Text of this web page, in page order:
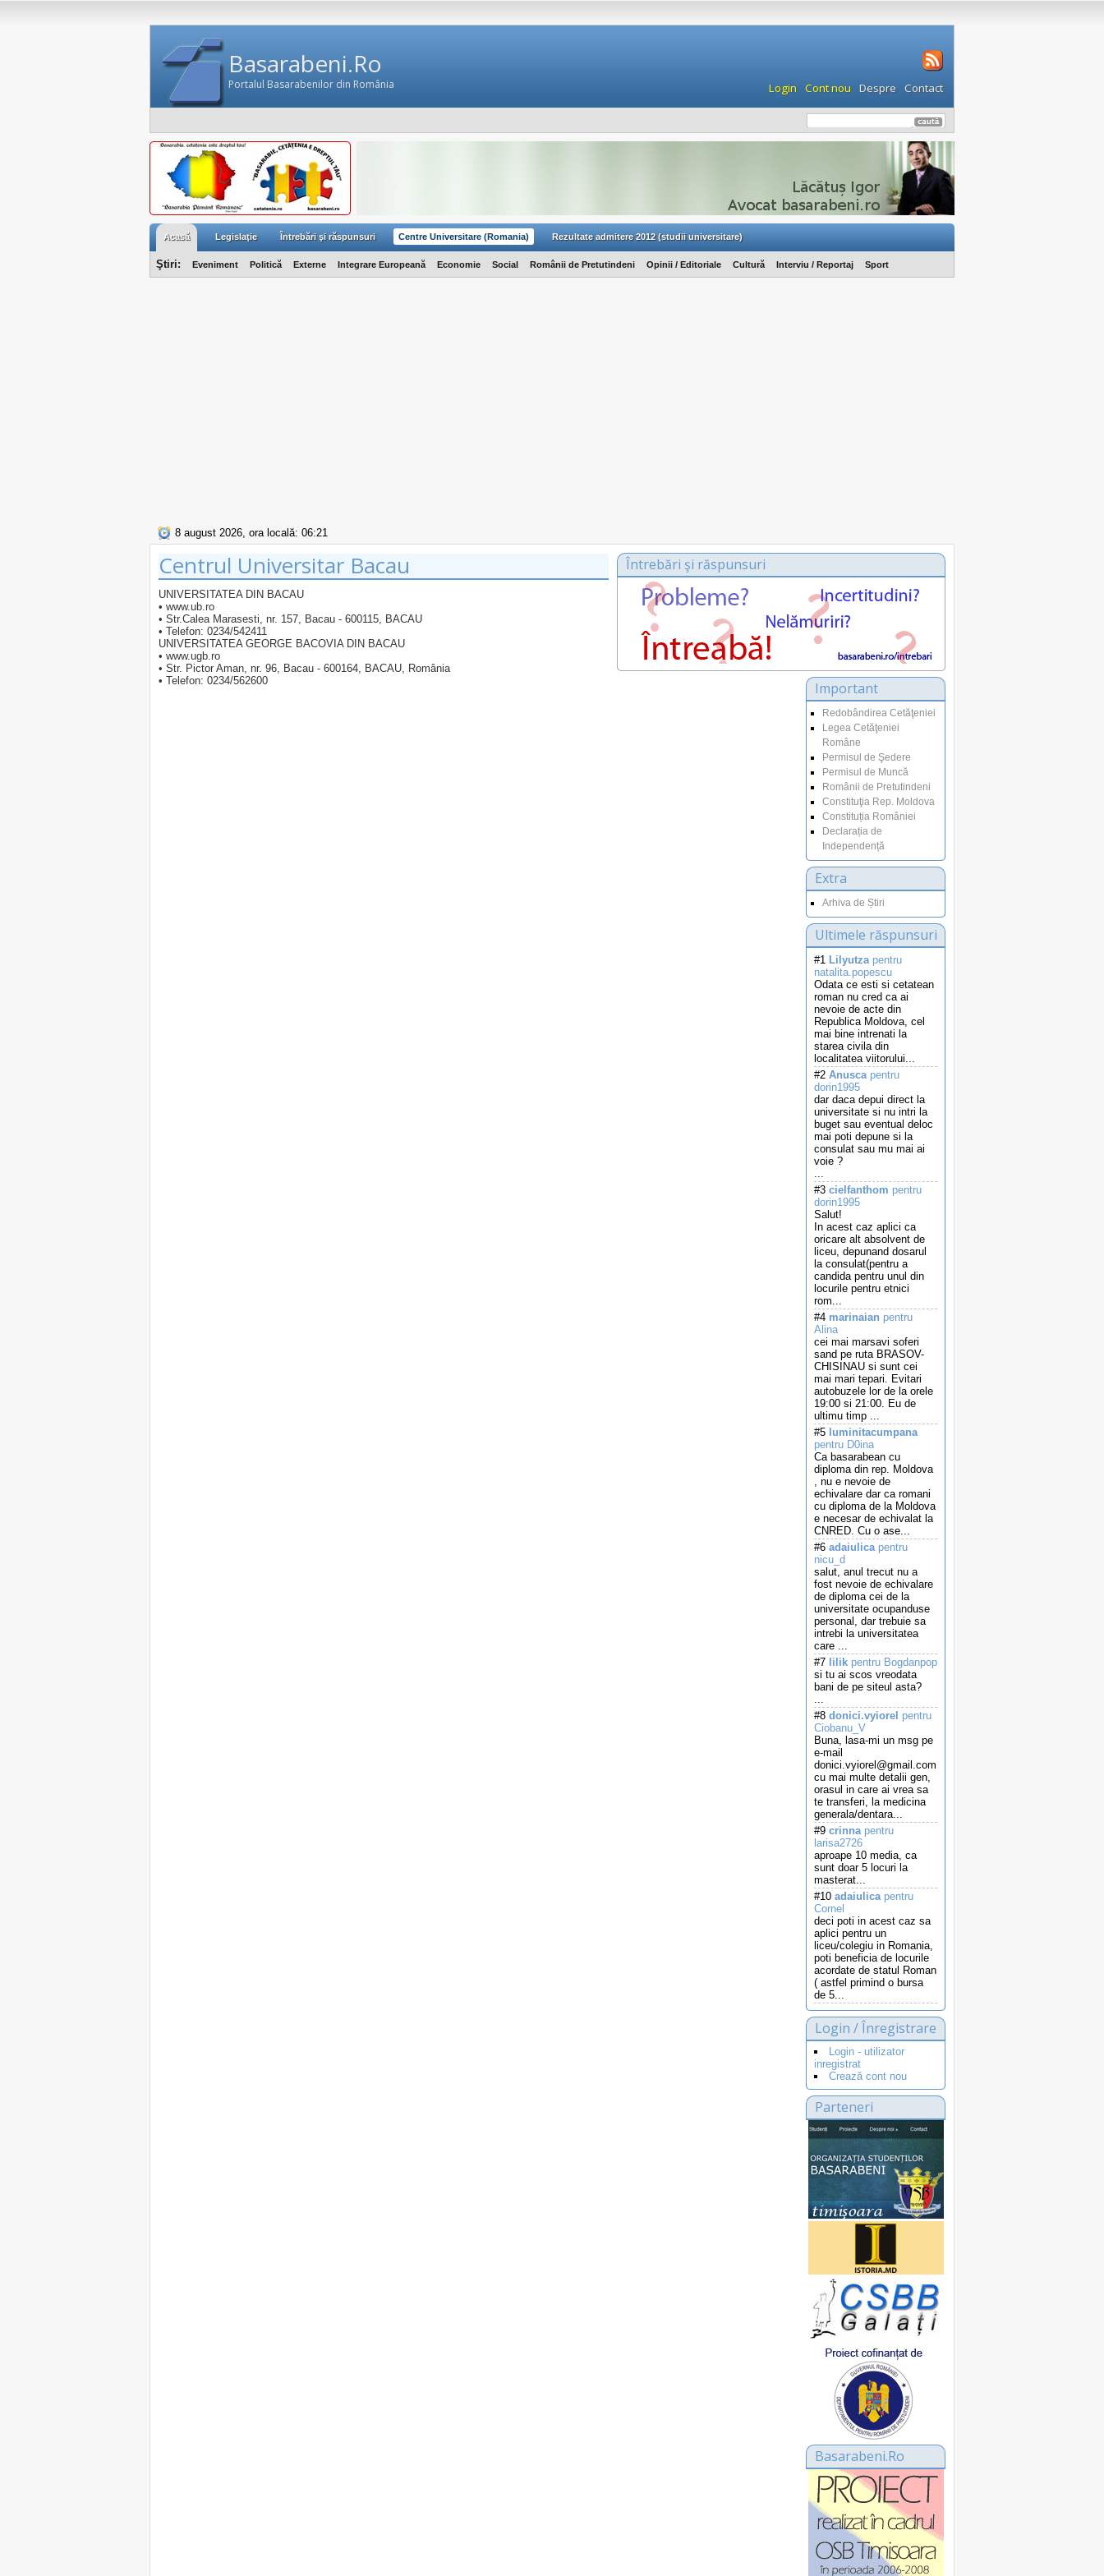
Basarabeni.Ro
Portalul Basarabenilor din România Login Cont nou Despre Contact
Acasă Legislaţie Întrebări şi răspunsuri Centre Universitare (Romania) Rezultate admitere 2012 (studii universitare)
Ştiri: Eveniment Politică Externe Integrare Europeană Economie Social Românii de Pretutindeni Opinii / Editoriale Cultură Interviu / Reportaj Sport
8 august 2026, ora locală: 06:21
Centrul Universitar Bacau
UNIVERSITATEA DIN BACAU
• www.ub.ro
• Str.Calea Marasesti, nr. 157, Bacau - 600115, BACAU
• Telefon: 0234/542411
UNIVERSITATEA GEORGE BACOVIA DIN BACAU
• www.ugb.ro
• Str. Pictor Aman, nr. 96, Bacau - 600164, BACAU, România
• Telefon: 0234/562600
Întrebări şi răspunsuri
Important
Redobândirea Cetăţeniei
Legea Cetăţeniei
Române
Permisul de Şedere
Permisul de Muncă
Românii de Pretutindeni
Constituţia Rep. Moldova
Constituția României
Declarația de
Independență
Extra
Arhiva de Știri
Ultimele răspunsuri
#1 Lilyutzapentru
natalita.popescu
Odata ce esti si cetatean
roman nu cred ca ai
nevoie de acte din
Republica Moldova, cel
mai bine intrenati la
starea civila din
localitatea viitorului...
#2 Anuscapentru
dorin1995
dar daca depui direct la
universitate si nu intri la
buget sau eventual deloc
mai poti depune si la
consulat sau mu mai ai
voie ?
...
#3 cielfanthom pentru
dorin1995
Salut!
In acest caz aplici ca
oricare alt absolvent de
liceu, depunand dosarul
la consulat(pentru a
candida pentru unul din
locurile pentru etnici
rom...
#4 marinaian pentru
Alina
cei mai marsavi soferi
sand pe ruta BRASOV-
CHISINAU si sunt cei
mai mari tepari. Evitari
autobuzele lor de la orele
19:00 si 21:00. Eu de
ultimu timp ...
#5 luminitacumpana
pentru D0ina
Ca basarabean cu
diploma din rep. Moldova
, nu e nevoie de
echivalare dar ca romani
cu diploma de la Moldova
e necesar de echivalat la
CNRED. Cu o ase...
#6 adaiulicapentru
nicu_d
salut, anul trecut nu a
fost nevoie de echivalare
de diploma cei de la
universitate ocupanduse
personal, dar trebuie sa
intrebi la universitatea
care ...
#7 lilik pentru Bogdanpop
si tu ai scos vreodata
bani de pe siteul asta?
...
#8 donici.vyiorel pentru
Ciobanu_V
Buna, lasa-mi un msg pe
e-mail
donici.vyiorel@gmail.com
cu mai multe detalii gen,
orasul in care ai vrea sa
te transferi, la medicina
generala/dentara...
#9 crinnapentru
larisa2726
aproape 10 media, ca
sunt doar 5 locuri la
masterat...
#10 adaiulicapentru
Cornel
deci poti in acest caz sa
aplici pentru un
liceu/colegiu in Romania,
poti beneficia de locurile
acordate de statul Roman
( astfel primind o bursa
de 5...
Login / Înregistrare
Login - utilizator
inregistrat
Crează cont nou
Parteneri
Basarabeni.Ro